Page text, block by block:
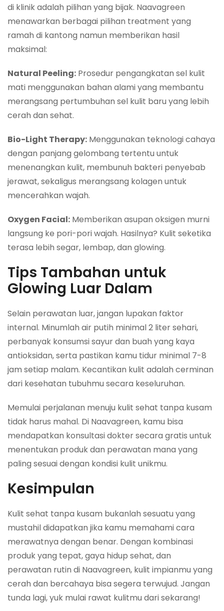
di klinik adalah pilihan yang bijak. Naavagreen
menawarkan berbagai pilihan treatment yang
ramah di kantong namun memberikan hasil
maksimal:
Natural Peeling: Prosedur pengangkatan sel kulit
mati menggunakan bahan alami yang membantu
merangsang pertumbuhan sel kulit baru yang lebih
cerah dan sehat.
Bio-Light Therapy: Menggunakan teknologi cahaya
dengan panjang gelombang tertentu untuk
menenangkan kulit, membunuh bakteri penyebab
jerawat, sekaligus merangsang kolagen untuk
mencerahkan wajah.
Oxygen Facial: Memberikan asupan oksigen murni
langsung ke pori-pori wajah. Hasilnya? Kulit seketika
terasa lebih segar, lembap, dan glowing.
Tips Tambahan untuk
Glowing Luar Dalam
Selain perawatan luar, jangan lupakan faktor
internal. Minumlah air putih minimal 2 liter sehari,
perbanyak konsumsi sayur dan buah yang kaya
antioksidan, serta pastikan kamu tidur minimal 7-8
jam setiap malam. Kecantikan kulit adalah cerminan
dari kesehatan tubuhmu secara keseluruhan.
Memulai perjalanan menuju kulit sehat tanpa kusam
tidak harus mahal. Di Naavagreen, kamu bisa
mendapatkan konsultasi dokter secara gratis untuk
menentukan produk dan perawatan mana yang
paling sesuai dengan kondisi kulit unikmu.
Kesimpulan
Kulit sehat tanpa kusam bukanlah sesuatu yang
mustahil didapatkan jika kamu memahami cara
merawatnya dengan benar. Dengan kombinasi
produk yang tepat, gaya hidup sehat, dan
perawatan rutin di Naavagreen, kulit impianmu yang
cerah dan bercahaya bisa segera terwujud. Jangan
tunda lagi, yuk mulai rawat kulitmu dari sekarang!